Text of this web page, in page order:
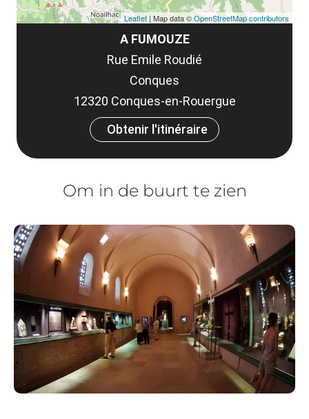
A FUMOUZE
Rue Emile Roudié
Conques
12320 Conques-en-Rouergue
Obtenir l'itinéraire
Leaflet | Map data ©OpenStreetMap contributors
Om in de buurt te zien